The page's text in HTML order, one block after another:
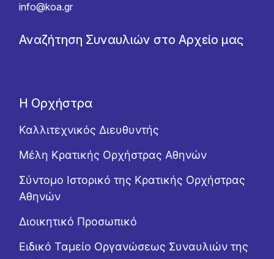
info@koa.gr
Αναζήτηση Συναυλιών στο Αρχείο μας
Η Ορχήστρα
Καλλιτεχνικός Διευθυντής
Μέλη Κρατικής Ορχήστρας Αθηνών
Σύντομο Ιστορικό της Κρατικής Ορχήστρας
Αθηνών
Διοικητικό Προσωπικό
Ειδικό Ταμείο Οργανώσεως Συναυλιών της